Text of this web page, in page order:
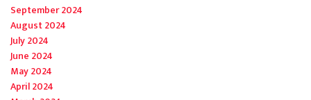
September 2024
August 2024
July 2024
June 2024
May 2024
April 2024